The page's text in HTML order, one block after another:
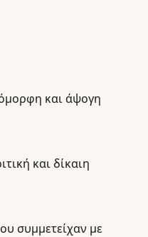
και άψογη
και δίκαιη
συμμετείχαν με